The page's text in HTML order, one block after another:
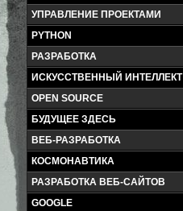
УПРАВЛЕНИЕ ПРОЕКТАМИ
PYTHON
РАЗРАБОТКА
ИСКУССТВЕННЫЙ ИНТЕЛЛЕКТ
OPEN SOURCE
БУДУЩЕЕ ЗДЕСЬ
ВЕБ-РАЗРАБОТКА
КОСМОНАВТИКА
РАЗРАБОТКА ВЕБ-САЙТОВ
GOOGLE